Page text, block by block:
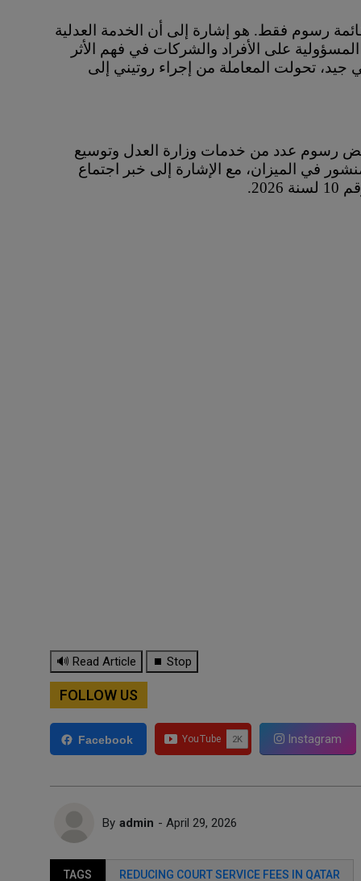
2026 لا ينبغي قراءته كقائمة رسوم فقط. هو إشارة إلى أن الخدمة العدلية
على الأفراد والشركات في فهم الأثر
جيد، تحولت المعاملة من إجراء روتيني إلى
خفض رسوم عدد من خدمات وزارة العدل وتوسيع
وعلى قرار وزير العدل رقم 5 لسنة 2026 المنشور في الميزان، مع الإشارة إلى خبر اجتماع
🔊 Read Article ⏹ Stop
FOLLOW US
Facebook Instagram
By admin - April 29, 2026
TAGS REDUCING COURT SERVICE FEES IN QATAR